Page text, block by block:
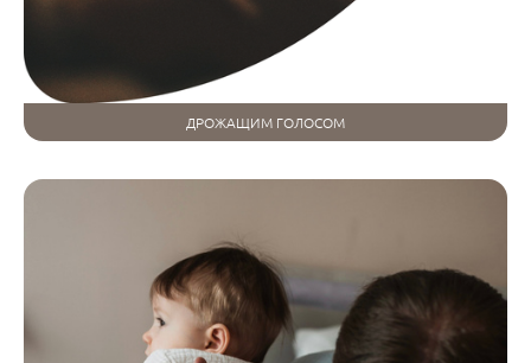
ДРОЖАЩИМ ГОЛОСОМ